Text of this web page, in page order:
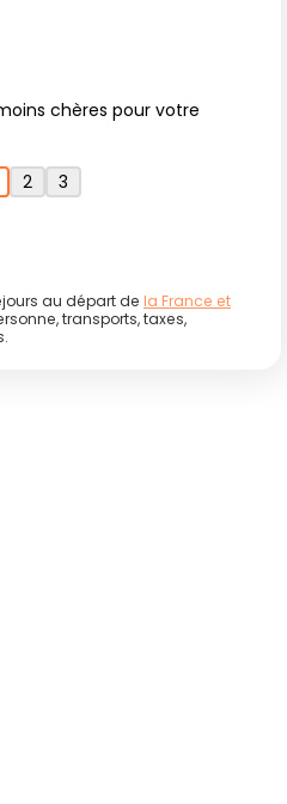
chères pour votre
2 3
au départ de la France et
transports, taxes,